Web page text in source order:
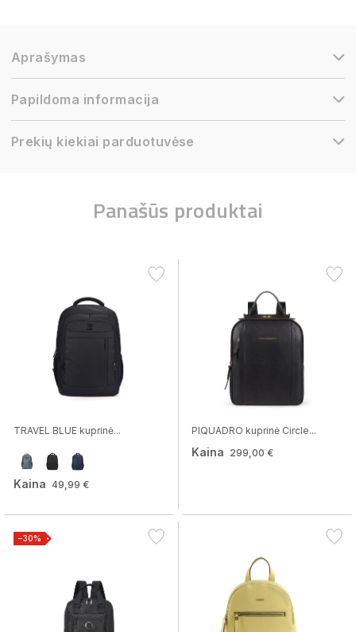
Aprašymas
Papildoma informacija
Prekių kiekiai parduotuvėse
Panašūs produktai
TRAVEL BLUE kuprinė...
Kaina 49,99 €
PIQUADRO kuprinė Circle...
Kaina 299,00 €
−30%